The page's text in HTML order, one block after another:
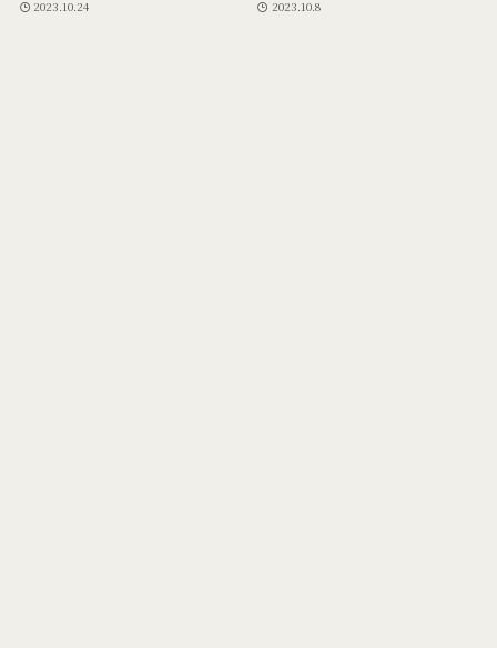
2023.10.24 2023.10.8